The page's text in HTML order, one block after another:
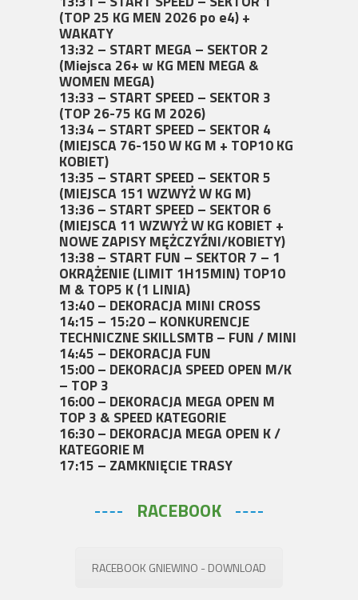
(TOP 25 KG MEN 2026 po e4) +
WAKATY
13:32 – START MEGA – SEKTOR 2
(Miejsca 26+ w KG MEN MEGA &
WOMEN MEGA)
13:33 – START SPEED – SEKTOR 3
(TOP 26-75 KG M 2026)
13:34 – START SPEED – SEKTOR 4
(MIEJSCA 76-150 W KG M + TOP10 KG
KOBIET)
13:35 – START SPEED – SEKTOR 5
(MIEJSCA 151 WZWYŻ W KG M)
13:36 – START SPEED – SEKTOR 6
(MIEJSCA 11 WZWYŻ W KG KOBIET +
NOWE ZAPISY MĘŻCZYŹNI/KOBIETY)
13:38 – START FUN – SEKTOR 7 – 1
OKRĄŻENIE (LIMIT 1H15MIN) TOP10
M & TOP5 K (1 LINIA)
13:40 – DEKORACJA MINI CROSS
14:15 – 15:20 – KONKURENCJE
TECHNICZNE SKILLSMTB – FUN / MINI
14:45 – DEKORACJA FUN
15:00 – DEKORACJA SPEED OPEN M/K
– TOP 3
16:00 – DEKORACJA MEGA OPEN M
TOP 3 & SPEED KATEGORIE
16:30 – DEKORACJA MEGA OPEN K /
KATEGORIE M
17:15 – ZAMKNIĘCIE TRASY
RACEBOOK
RACEBOOK GNIEWINO - DOWNLOAD